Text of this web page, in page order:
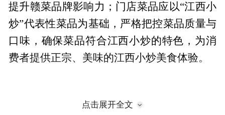
提升赣菜品牌影响力；门店菜品应以“江西小
炒”代表性菜品为基础，严格把控菜品质量与
口味，确保菜品符合江西小炒的特色，为消
费者提供正宗、美味的江西小炒美食体验。
点击展开全文